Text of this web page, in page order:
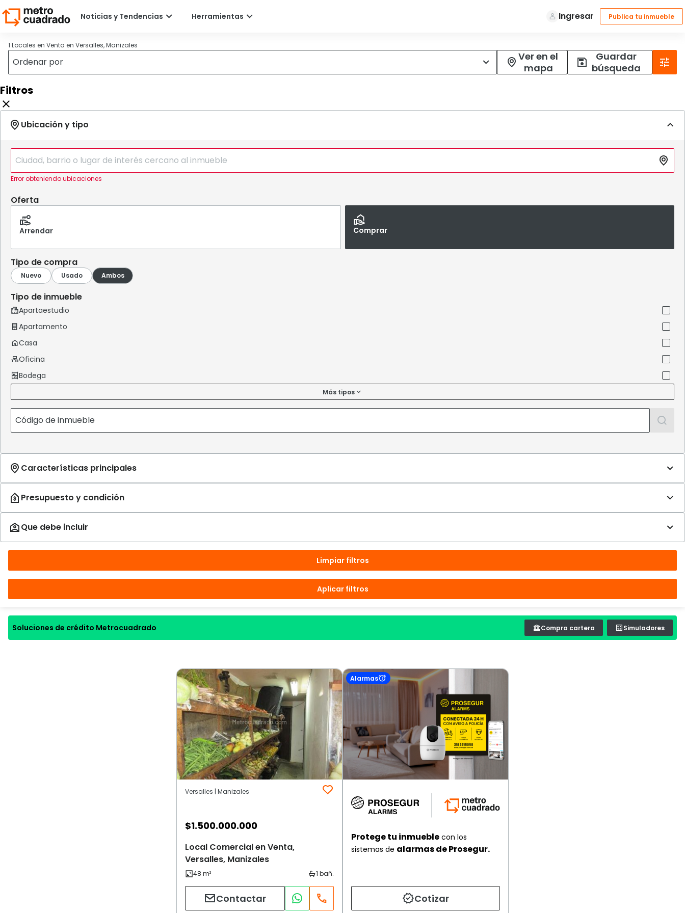
1 Locales en Venta en Versalles, Manizales
Ver en el
mapa
Guardar
búsqueda
Filtros
Error obteniendo ubicaciones
Oferta
Arrendar Comprar
Tipo de compra
Tipo de inmueble
Más tipos
Limpiar filtros
Aplicar filtros
Soluciones de crédito Metrocuadrado Compra cartera Simuladores
Versalles | Manizales
$1.500.000.000
Local Comercial en Venta,
Versalles, Manizales
Contactar
Alarmas
Protege tu inmueble con los
sistemas de alarmas de Prosegur.
Cotizar